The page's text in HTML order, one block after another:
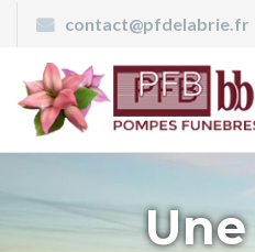
contact@pfdelabrie.fr